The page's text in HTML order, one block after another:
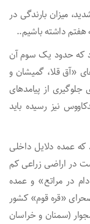
میزان بارندگی در
هفتم داشته باشیم..
دارد که حدود یک سوم آن
«آق قلا، گمیشان و
از پیامدهای
نیز رسیده باید
دارند که عمده دلایل داخلی
در اراضی زراعی کم
در مراتع» و عمده
«قره قوم» کشور
(سمنان و خراسان